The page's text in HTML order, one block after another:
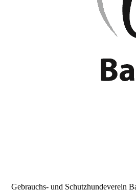
Gebrauchs- und Schutzhundeverein